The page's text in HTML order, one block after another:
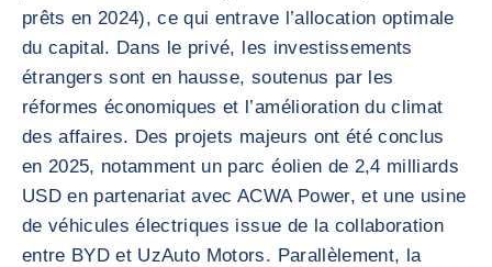
prêts en 2024), ce qui entrave l’allocation optimale
du capital. Dans le privé, les investissements
étrangers sont en hausse, soutenus par les
réformes économiques et l’amélioration du climat
des affaires. Des projets majeurs ont été conclus
en 2025, notamment un parc éolien de 2,4 milliards
USD en partenariat avec ACWA Power, et une usine
de véhicules électriques issue de la collaboration
entre BYD et UzAuto Motors. Parallèlement, la